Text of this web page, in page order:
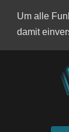
Um alle
damit